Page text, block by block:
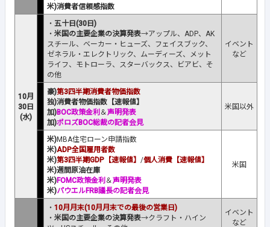
米)消費者信頼感指数
10月
30日
(水)
・ 五十日(30日)
・ 米国の主要企業の決算発表→アップル、ADP、AK
スチール、ベーカー・ヒューズ、フェイスブック、
ゼネラル・エレクトリック、ムーディーズ、メット
ライフ、モトローラ、スターバックス、ビアビ、そ
の他
イベント
など
豪)第3四半期消費者物価指数
独)消費者物価指数【速報値】
加)BOC政策金利 ＆声明発表
加)ポロズBOC総裁の記者会見
米国以外
米)MBA住宅ローン申請指数
米)ADP全国雇用者数
米)第3四半期GDP【速報値】 /個人消費【速報値】
米)週間原油在庫
米)FOMC政策金利 ＆声明発表
米)パウエルFRB議長の記者会見
米国
・ 10月月末(10月月末での最後の営業日)
・ 米国の主要企業の決算発表→クラフト・ハイン
イベント
など